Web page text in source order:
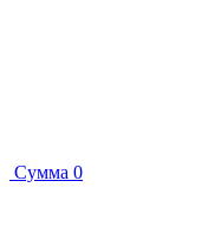
Сумма 0